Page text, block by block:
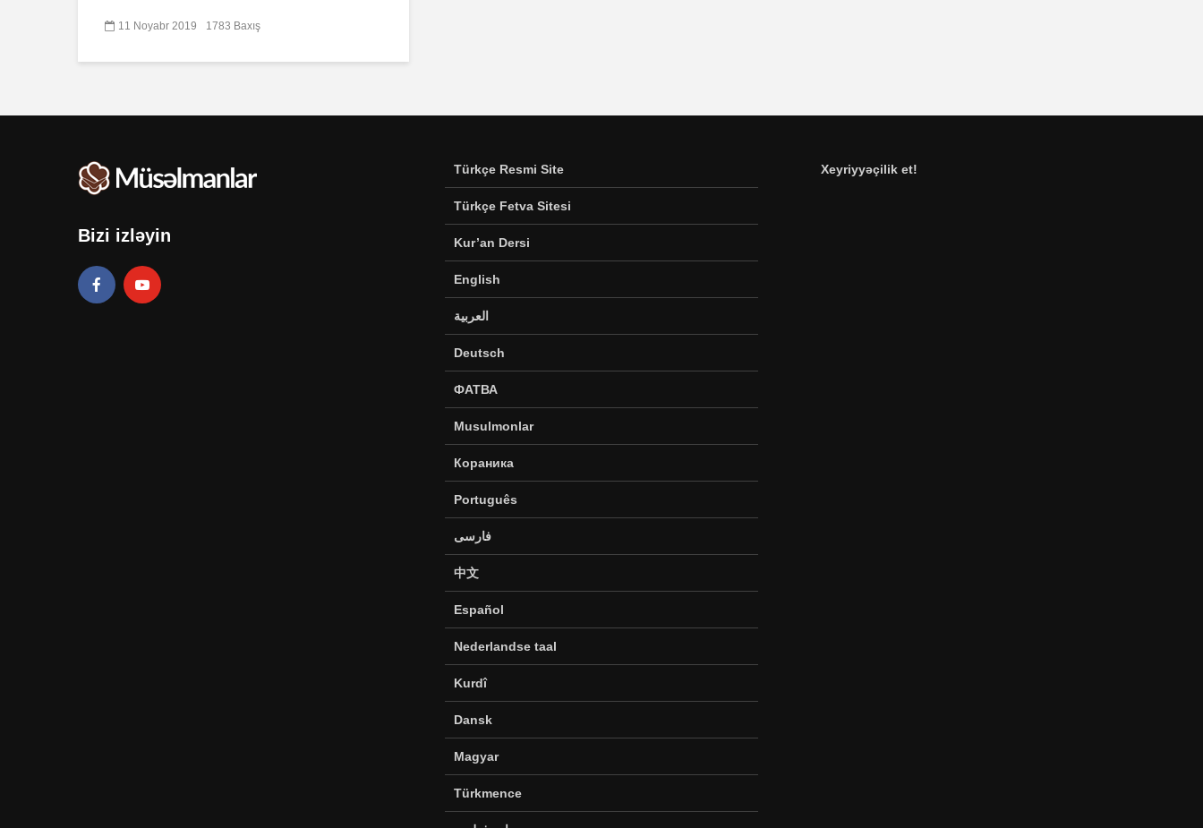
11 Noyabr 2019 1783 Baxış
Bizi izləyin
Türkçe Resmi Site
Türkçe Fetva Sitesi
Kur’an Dersi
English
العربية
Deutsch
ФАТВА
Musulmonlar
Кораника
Português
فارسی
中文
Español
Nederlandse taal
Kurdî
Dansk
Magyar
Türkmence
Xeyriyyəçilik et!